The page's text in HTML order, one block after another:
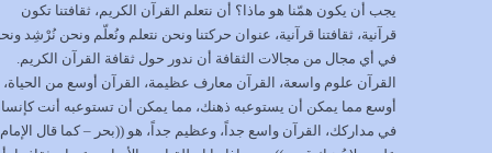
يجب أن يكون همّنا هو ماذا؟ أن نتعلم القرآن الكريم، ثقافتنا تكون
قرآنية، ثقافتنا قرآنية، عنوان حركتنا ونحن نتعلم ونُعلّم ونحن نُرْشِد
في أي مجال من مجالات الثقافة أن ندور حول ثقافة القرآن الكريم.
القرآن علوم واسعة، القرآن معارف عظيمة، القرآن أوسع من الحياة،
أوسع مما يمكن أن يستوعبه ذهنك، مما يمكن أن تستوعبه أنت
في مداركك، القرآن واسع جداً، وعظيم جداً، هو ((بحر – كما قال الإمام